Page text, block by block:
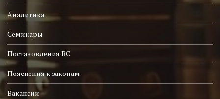
Аналитика
Семинары
Постановления ВС
Пояснения к законам
Вакансии